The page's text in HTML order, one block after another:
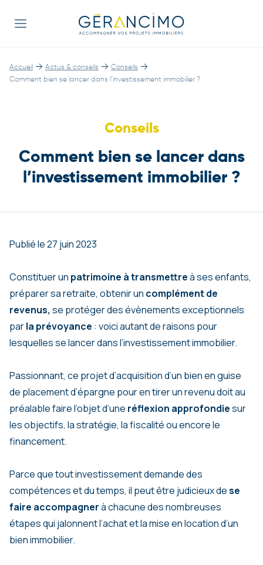
Accueil → Actus & conseils → Conseils →
Comment bien se lancer dans l’investissement immobilier ?
Conseils
Comment bien se lancer dans
l’investissement immobilier ?
Publié le 27 juin 2023
Constituer un patrimoine à transmettreà ses enfants,
préparer sa retraite, obtenir un complément de
revenus, se protéger des évènements exceptionnels
parla prévoyance : voici autant de raisons pour
lesquelles se lancer dans l’investissement immobilier.
Passionnant, ce projet d’acquisition d’un bien en guise
de placement d’épargne pour en tirer un revenu doit au
préalable faire l’objet d’une réflexion approfondiesur
les objectifs, la stratégie, la fiscalité ou encore le
financement.
Parce que tout investissement demande des
compétences et du temps, il peut être judicieux dese
faire accompagnerà chacune des nombreuses
étapes qui jalonnent l’achat et la mise en location d’un
bien immobilier.